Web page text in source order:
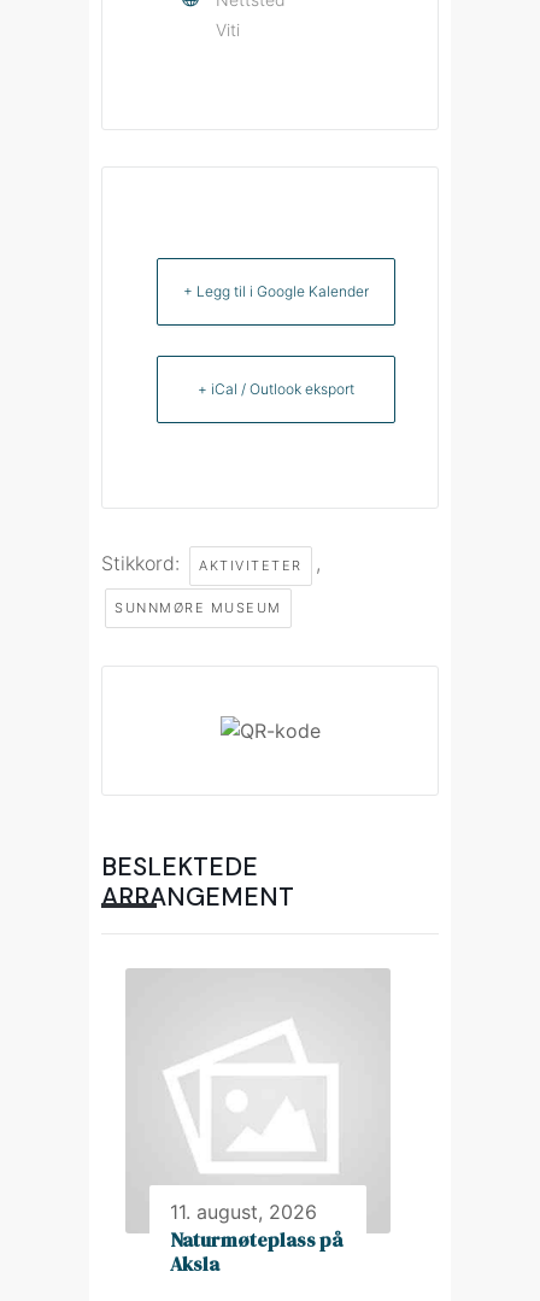
Viti
+ Legg til i Google Kalender
+ iCal / Outlook eksport
Stikkord: AKTIVITETER ,
SUNNMØRE MUSEUM
BESLEKTEDE
ARRANGEMENT
11. august, 2026
Naturmøteplass på
Aksla